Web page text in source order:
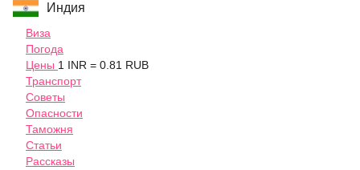
Индия
Виза
Погода
Цены 1 INR = 0.81 RUB
Транспорт
Советы
Опасности
Таможня
Статьи
Рассказы